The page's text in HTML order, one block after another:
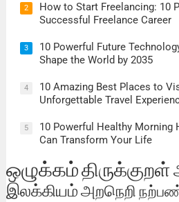
2
How to Start Freelancing: 10
Successful Freelance Career
3
10 Powerful Future
Shape the World by 2035
4
10 Amazing Best Places to
Unforgettable Travel
5
10 Powerful Healthy Morning
Can Transform Your Life
ஒழுக்கம்திருக்குறள்
இலக்கியம்அறநெறி